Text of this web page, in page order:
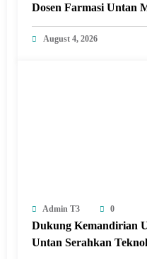
Dosen Farmasi Untan
Pelatihan Pembuatan
Tanaman Kelakai di
August 4, 2026
Admin T3 0
Dukung Kemandirian
Untan Serahkan